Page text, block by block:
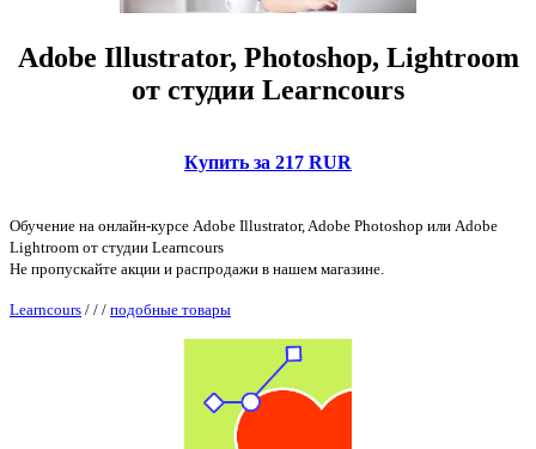
Adobe Illustrator, Photoshop, Lightroom
от студии Learncours
Купить за 217 RUR
Обучение на онлайн-курсе Adobe Illustrator, Adobe Photoshop или Adobe
Lightroom от студии Learncours
Не пропускайте акции и распродажи в нашем магазине.
Learncours / / / подобные товары